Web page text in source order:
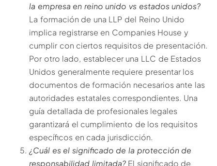
la empresa en reino unido vs estados unidos?
La formación de una LLP del Reino Unido
implica registrarse en Companies House y
cumplir con ciertos requisitos de presentación.
Por otro lado, establecer una LLC de Estados
Unidos generalmente requiere presentar los
documentos de formación necesarios ante las
autoridades estatales correspondientes. Una
guía detallada de profesionales legales
garantizará el cumplimiento de los requisitos
específicos en cada jurisdicción.
¿Cuál es el significado de la protección de
responsabilidad limitada?El significado de